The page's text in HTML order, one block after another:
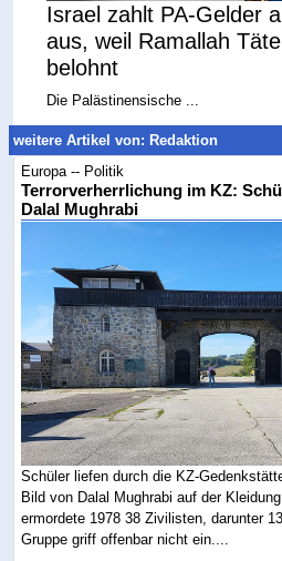
Israel zahlt PA-Gelder
aus, weil Ramallah
belohnt
Die Palästinensische ...
weitere Artikel von: Redaktion
Europa -- Politik
Terrorverherrlichung im KZ:
Dalal Mughrabi
Schüler liefen durch die KZ-
Bild von Dalal Mughrabi auf der
ermordete 1978 38 Zivilisten, darunter
Gruppe griff offenbar nicht ein....